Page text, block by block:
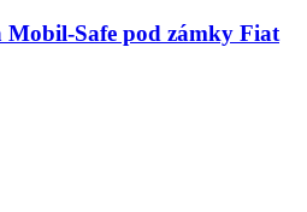
Mobil-Safe pod zámky Fiat